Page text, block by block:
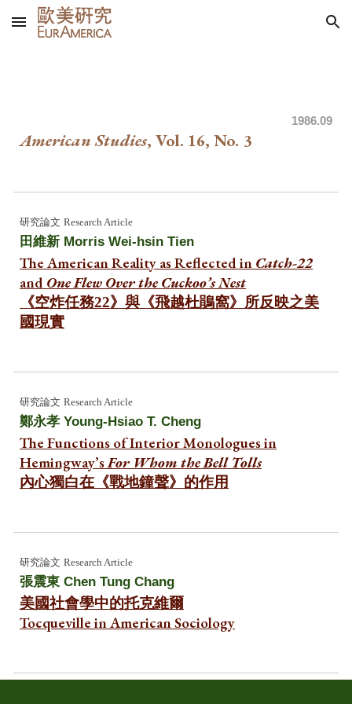
Skip to main content Skip to navigation
1986.09
American Studies, Vol. 16, No. 3
研究論文 Research Article
田維新 Morris Wei-hsin Tien
The American Reality as Reflected in Catch-22
and One Flew Over the Cuckoo’s Nest
《空炸任務22》與《飛越杜鵑窩》所反映之美
國現實
研究論文 Research Article
鄭永孝Young-Hsiao T. Cheng
The Functions of Interior Monologues in
Hemingway’sFor Whom the Bell Tolls
內心獨白在《戰地鐘聲》的作用
研究論文 Research Article
張震東Chen Tung Chang
美國社會學中的托克維爾
Tocqueville in American Sociology